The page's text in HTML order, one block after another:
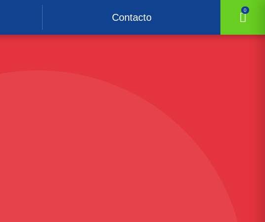
Contacto
0